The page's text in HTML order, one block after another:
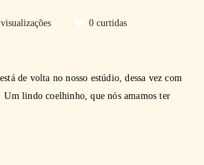
visualizações 0curtidas
de volta no nosso estúdio, dessa vez com
Um lindo coelhinho, que nós amamos ter